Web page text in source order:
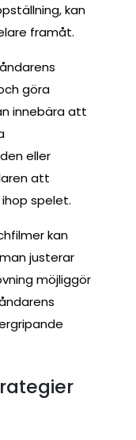
kan
framåt.
göra
innebära att
eller
att
spelet.
kan
justerar
möjliggör